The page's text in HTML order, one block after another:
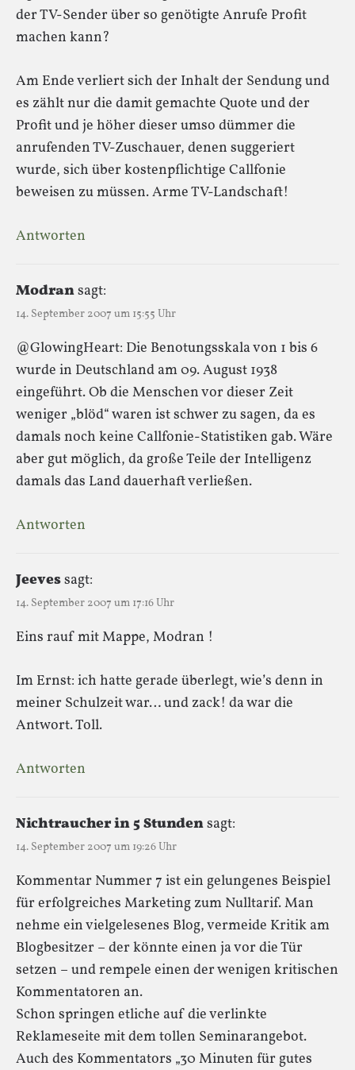
der TV-Sender über so genötigte Anrufe Profit
machen kann?
Am Ende verliert sich der Inhalt der Sendung und
es zählt nur die damit gemachte Quote und der
Profit und je höher dieser umso dümmer die
anrufenden TV-Zuschauer, denen suggeriert
wurde, sich über kostenpflichtige Callfonie
beweisen zu müssen. Arme TV-Landschaft!
Antworten
Modransagt:
14. September 2007 um 15:55 Uhr
@GlowingHeart: Die Benotungsskala von 1 bis 6
wurde in Deutschland am 09. August 1938
eingeführt. Ob die Menschen vor dieser Zeit
weniger „blöd“ waren ist schwer zu sagen, da es
damals noch keine Callfonie-Statistiken gab. Wäre
aber gut möglich, da große Teile der Intelligenz
damals das Land dauerhaft verließen.
Antworten
Jeevessagt:
14. September 2007 um 17:16 Uhr
Eins rauf mit Mappe, Modran !
Im Ernst: ich hatte gerade überlegt, wie’s denn in
meiner Schulzeit war… und zack! da war die
Antwort. Toll.
Antworten
Nichtraucher in 5 Stundensagt:
14. September 2007 um 19:26 Uhr
Kommentar Nummer 7 ist ein gelungenes Beispiel
für erfolgreiches Marketing zum Nulltarif. Man
nehme ein vielgelesenes Blog, vermeide Kritik am
Blogbesitzer – der könnte einen ja vor die Tür
setzen – und rempele einen der wenigen kritischen
Kommentatoren an.
Schon springen etliche auf die verlinkte
Reklameseite mit dem tollen Seminarangebot.
Auch des Kommentators „30 Minuten für gutes